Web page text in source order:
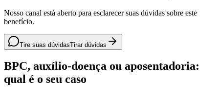
Nosso canal está aberto para esclarecer suas dúvidas sobre este
benefício.
Tire suas dúvidasTirar dúvidas
BPC, auxílio-doença ou aposentadoria:
qual é o seu caso